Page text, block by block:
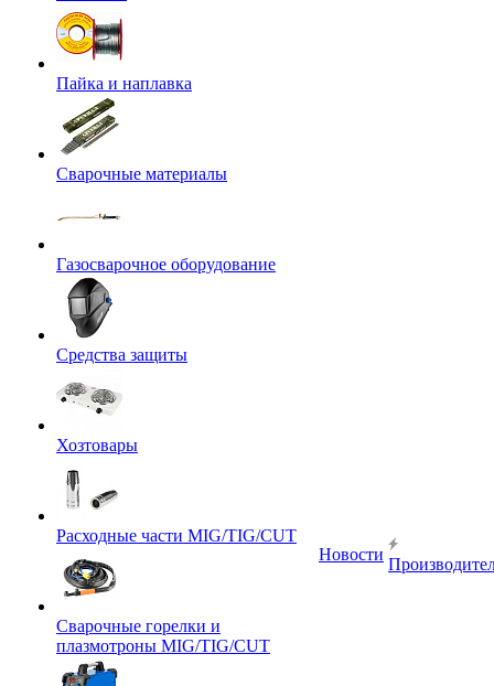
Пайка и наплавка
Сварочные материалы
Газосварочное оборудование
Средства защиты
Хозтовары
Расходные части MIG/TIG/CUT
Сварочные горелки и
плазмотроны MIG/TIG/CUT
Новости